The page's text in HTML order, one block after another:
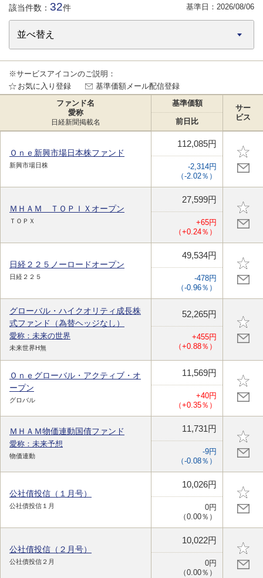
該当件数： 32件 基準日： 2026/08/06
※サービスアイコンのご説明：
お気に入り登録
基準価額メール配信登録
ファンド名
愛称
日経新聞掲載名
基準価額
サー
ビス
前日比
Ｏｎｅ新興市場日本株ファンド
新興市場日株
112,085円
-2,314円
（-2.02％）
ＭＨＡＭ ＴＯＰＩＸオープン
ＴＯＰＸ
27,599円
+65円
（+0.24％）
日経２２５ノーロードオープン
日経２２５
49,534円
-478円
（-0.96％）
グローバル・ハイクオリティ成長株
式ファンド（為替ヘッジなし）
愛称：未来の世界
未来世界H無
52,265円
+455円
（+0.88％）
Ｏｎｅグローバル・アクティブ・オ
ープン
グロバル
11,569円
+40円
（+0.35％）
ＭＨＡＭ物価連動国債ファンド
愛称：未来予想
物価連動
11,731円
-9円
（-0.08％）
公社債投信（１月号）
公社債投信１月
10,026円
0円
（0.00％）
公社債投信（２月号）
公社債投信２月
10,022円
0円
（0.00％）